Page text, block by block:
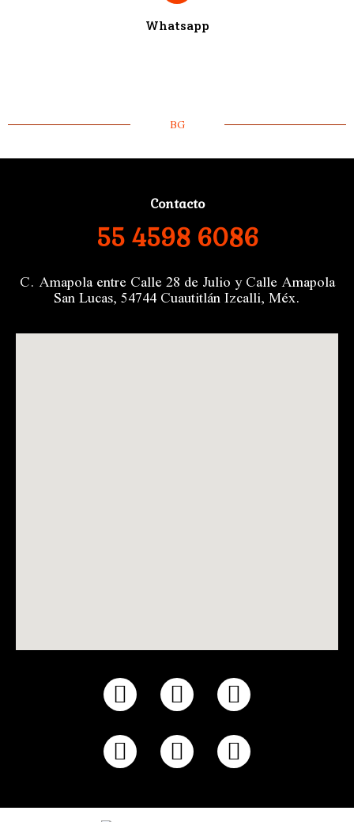
Whatsapp
BG
Contacto
55 4598 6086
C. Amapola entre Calle 28 de Julio y Calle Amapola
San Lucas, 54744 Cuautitlán Izcalli, Méx.